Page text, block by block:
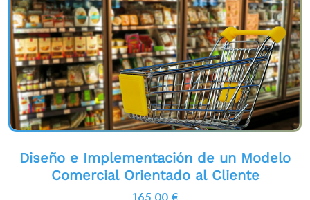
Diseño e Implementación de un Modelo
Comercial Orientado al Cliente